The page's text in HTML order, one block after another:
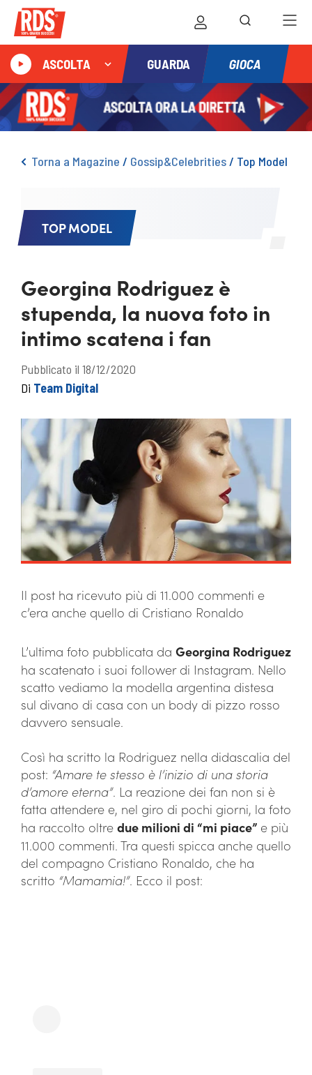
ASCOLTA GUARDA GIOCA
Torna a Magazine / Gossip&Celebrities/ Top Model
TOP MODEL
Georgina Rodriguez è
stupenda, la nuova foto in
intimo scatena i fan
Pubblicato il 18/12/2020
Di Team Digital
Il post ha ricevuto più di 11.000 commenti e
c’era anche quello di Cristiano Ronaldo
L’ultima foto pubblicata da Georgina Rodriguez
ha scatenato i suoi follower di Instagram. Nello
scatto vediamo la modella argentina distesa
sul divano di casa con un body di pizzo rosso
davvero sensuale.
Così ha scritto la Rodriguez nella didascalia del
post: “Amare te stesso è l’inizio di una storia
d’amore eterna”. La reazione dei fan non si è
fatta attendere e, nel giro di pochi giorni, la foto
ha raccolto oltre due milioni di “mi piace” e più
11.000 commenti. Tra questi spicca anche quello
del compagno Cristiano Ronaldo, che ha
scritto “Mamamia!”. Ecco il post: